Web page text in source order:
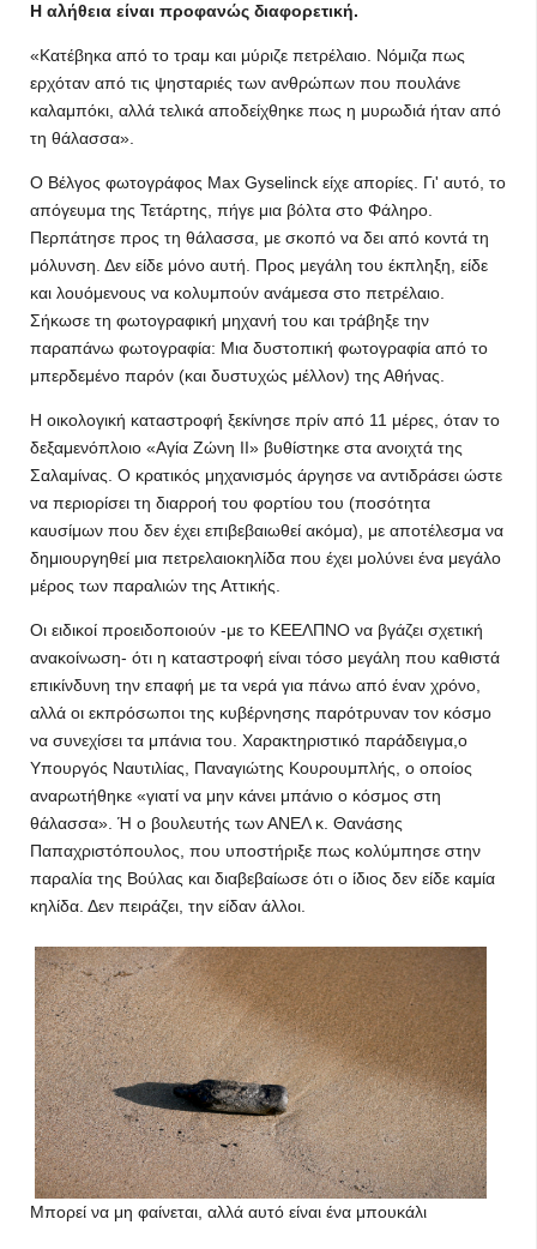
Η αλήθεια είναι προφανώς διαφορετική.
«Κατέβηκα από το τραμ και μύριζε πετρέλαιο. Νόμιζα πως
ερχόταν από τις ψησταριές των ανθρώπων που πουλάνε
καλαμπόκι, αλλά τελικά αποδείχθηκε πως η μυρωδιά ήταν από
τη θάλασσα».
Ο Βέλγος φωτογράφος Max Gyselinck είχε απορίες. Γι' αυτό, το
απόγευμα της Τετάρτης, πήγε μια βόλτα στο Φάληρο.
Περπάτησε προς τη θάλασσα, με σκοπό να δει από κοντά τη
μόλυνση. Δεν είδε μόνο αυτή. Προς μεγάλη του έκπληξη, είδε
και λουόμενους να κολυμπούν ανάμεσα στο πετρέλαιο.
Σήκωσε τη φωτογραφική μηχανή του και τράβηξε την
παραπάνω φωτογραφία: Μια δυστοπική φωτογραφία από το
μπερδεμένο παρόν (και δυστυχώς μέλλον) της Αθήνας.
Η οικολογική καταστροφή ξεκίνησε πρίν από 11 μέρες, όταν το
δεξαμενόπλοιο «Αγία Ζώνη II» βυθίστηκε στα ανοιχτά της
Σαλαμίνας. Ο κρατικός μηχανισμός άργησε να αντιδράσει ώστε
να περιορίσει τη διαρροή του φορτίου του (ποσότητα
καυσίμων που δεν έχει επιβεβαιωθεί ακόμα), με αποτέλεσμα να
δημιουργηθεί μια πετρελαιοκηλίδα που έχει μολύνει ένα μεγάλο
μέρος των παραλιών της Αττικής.
Οι ειδικοί προειδοποιούν -με το ΚΕΕΛΠΝΟ να βγάζει σχετική
ανακοίνωση- ότι η καταστροφή είναι τόσο μεγάλη που καθιστά
επικίνδυνη την επαφή με τα νερά για πάνω από έναν χρόνο,
αλλά οι εκπρόσωποι της κυβέρνησης παρότρυναν τον κόσμο
να συνεχίσει τα μπάνια του. Χαρακτηριστικό παράδειγμα,ο
Υπουργός Ναυτιλίας, Παναγιώτης Κουρουμπλής, ο οποίος
αναρωτήθηκε «γιατί να μην κάνει μπάνιο ο κόσμος στη
θάλασσα». Ή ο βουλευτής των ΑΝΕΛ κ. Θανάσης
Παπαχριστόπουλος, που υποστήριξε πως κολύμπησε στην
παραλία της Βούλας και διαβεβαίωσε ότι ο ίδιος δεν είδε καμία
κηλίδα. Δεν πειράζει, την είδαν άλλοι.
Μπορεί να μη φαίνεται, αλλά αυτό είναι ένα μπουκάλι